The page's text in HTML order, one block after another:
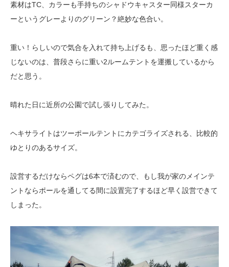
素材はTC、カラーも手持ちのシャドウキャスター同様スターカ
ーというグレーよりのグリーン？絶妙な色合い。
重い！らしいので気合を入れて持ち上げるも、思ったほど重く感
じないのは、普段さらに重い2ルームテントを運搬しているから
だと思う。
晴れた日に近所の公園で試し張りしてみた。
ヘキサライトはツーポールテントにカテゴライズされる、比較的
ゆとりのあるサイズ。
設営するだけならペグは6本で済むので、もし我が家のメインテ
ントならポールを通してる間に設置完了するほど早く設営できて
しまった。